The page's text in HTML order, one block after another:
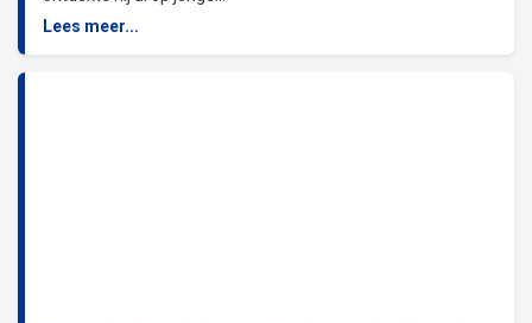
Lees meer...